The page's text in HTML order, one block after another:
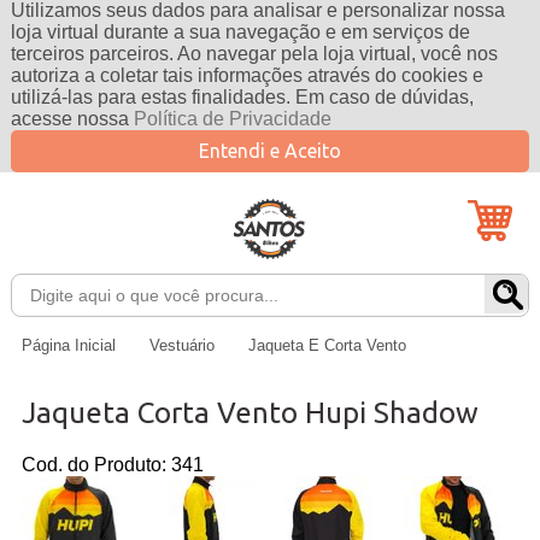
Utilizamos seus dados para analisar e personalizar nossa
loja virtual durante a sua navegação e em serviços de
terceiros parceiros. Ao navegar pela loja virtual, você nos
autoriza a coletar tais informações através do cookies e
utilizá-las para estas finalidades. Em caso de dúvidas,
acesse nossa Política de Privacidade
Entendi e Aceito
Página Inicial Vestuário Jaqueta E Corta Vento
Jaqueta Corta Vento Hupi Shadow
Cod. do Produto: 341